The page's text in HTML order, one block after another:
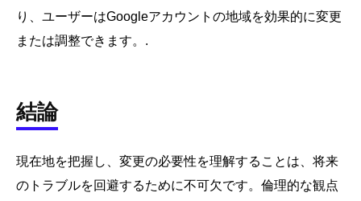
り、ユーザーはGoogleアカウントの地域を効果的に変更
または調整できます。.
結論
現在地を把握し、変更の必要性を理解することは、将来
のトラブルを回避するために不可欠です。倫理的な観点